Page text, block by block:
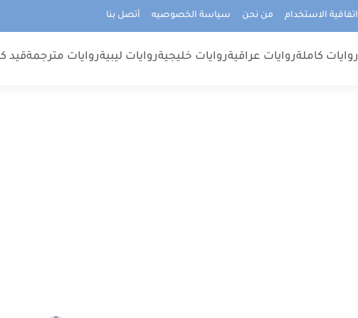
اتفاقية الاستخدام من نحن سياسة الخصوصيه أتصل بنا
روايات كاملةروايات عراقيةروايات خليجيةروايات ليبيةروايات مترجمةقيد